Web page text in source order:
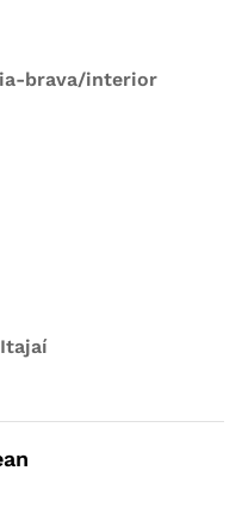
brava/interior